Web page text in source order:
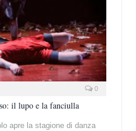
0
il lupo e la fanciulla
apre la stagione di danza